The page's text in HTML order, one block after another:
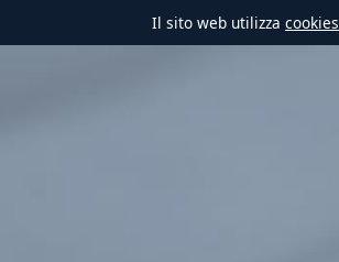
Il sito web utilizza cookies